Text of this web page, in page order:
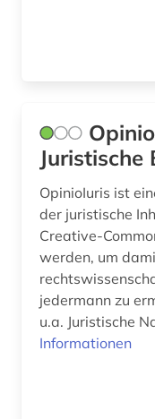
presse (3)
privatrecht (5)
publizistik (1)
pädagogik (1)
quelle (6)
recherche (1)
Juristische
OpinioIuris ist
der juristische
Creative-
werden, um
jedermann zu
u.a. Juristische
Informationen